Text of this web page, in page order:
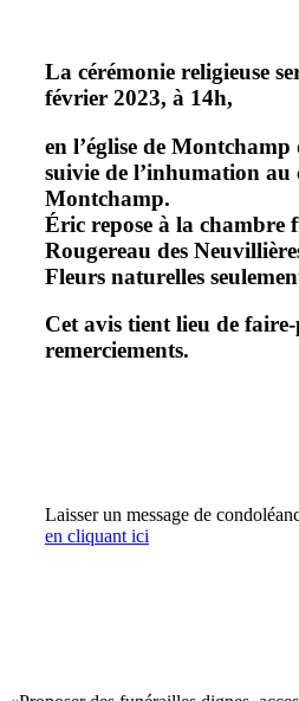
La cérémonie religieuse
février 2023, à 14h,
en l’église de
suivie de l’inhumation au
Montchamp.
Éric repose à la chambre
Rougereau des
Fleurs naturelles
Cet avis tient lieu de
remerciements.
Laisser un message de
en cliquant ici